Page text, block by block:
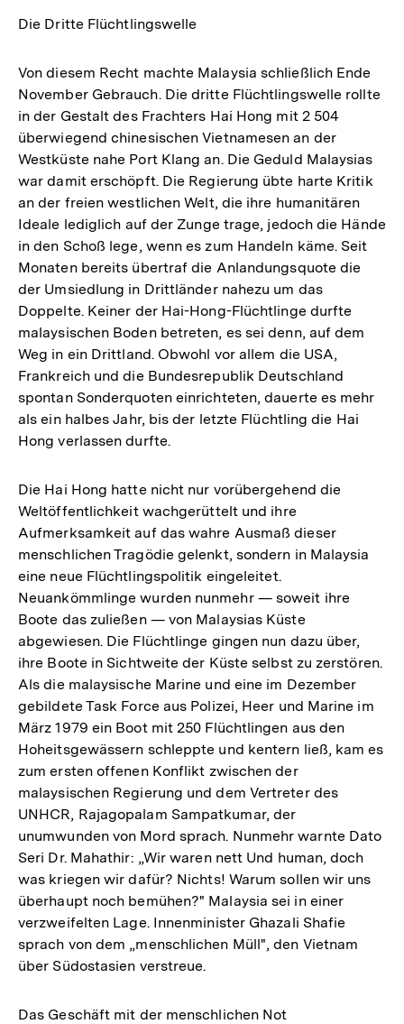
Die Dritte Flüchtlingswelle
Von diesem Recht machte Malaysia schließlich Ende
November Gebrauch. Die dritte Flüchtlingswelle rollte
in der Gestalt des Frachters Hai Hong mit 2 504
überwiegend chinesischen Vietnamesen an der
Westküste nahe Port Klang an. Die Geduld Malaysias
war damit erschöpft. Die Regierung übte harte Kritik
an der freien westlichen Welt, die ihre humanitären
Ideale lediglich auf der Zunge trage, jedoch die Hände
in den Schoß lege, wenn es zum Handeln käme. Seit
Monaten bereits übertraf die Anlandungsquote die
der Umsiedlung in Drittländer nahezu um das
Doppelte. Keiner der Hai-Hong-Flüchtlinge durfte
malaysischen Boden betreten, es sei denn, auf dem
Weg in ein Drittland. Obwohl vor allem die USA,
Frankreich und die Bundesrepublik Deutschland
spontan Sonderquoten einrichteten, dauerte es mehr
als ein halbes Jahr, bis der letzte Flüchtling die Hai
Hong verlassen durfte.
Die Hai Hong hatte nicht nur vorübergehend die
Weltöffentlichkeit wachgerüttelt und ihre
Aufmerksamkeit auf das wahre Ausmaß dieser
menschlichen Tragödie gelenkt, sondern in Malaysia
eine neue Flüchtlingspolitik eingeleitet.
Neuankömmlinge wurden nunmehr — soweit ihre
Boote das zuließen — von Malaysias Küste
abgewiesen. Die Flüchtlinge gingen nun dazu über,
ihre Boote in Sichtweite der Küste selbst zu zerstören.
Als die malaysische Marine und eine im Dezember
gebildete Task Force aus Polizei, Heer und Marine im
März 1979 ein Boot mit 250 Flüchtlingen aus den
Hoheitsgewässern schleppte und kentern ließ, kam es
zum ersten offenen Konflikt zwischen der
malaysischen Regierung und dem Vertreter des
UNHCR, Rajagopalam Sampatkumar, der
unumwunden von Mord sprach. Nunmehr warnte Dato
Seri Dr. Mahathir: „Wir waren nett Und human, doch
was kriegen wir dafür? Nichts! Warum sollen wir uns
überhaupt noch bemühen?" Malaysia sei in einer
verzweifelten Lage. Innenminister Ghazali Shafie
sprach von dem „menschlichen Müll", den Vietnam
über Südostasien verstreue.
Das Geschäft mit der menschlichen Not